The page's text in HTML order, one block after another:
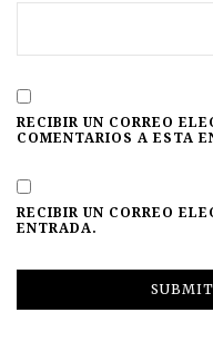
RECIBIR UN CORREO
COMENTARIOS A ESTA
RECIBIR UN CORREO
ENTRADA.